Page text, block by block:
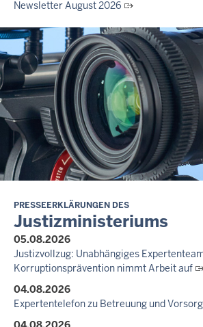
Newsletter August 2026
27.07.2026
Dein Mut findet Rückhalt: Die Justiz NRW
Informationskampagne gegen häusliche
10.07.2026
Anerkennung für innovative
ausgezeichnet
14.07.2026
Justiz der Zukunft gemeinsam gestalten:
zieht positive Bilanz des Projekts
Nordrhein-Westfalen
Newsletter Juli 2026
30.06.2026
288 Anwärterinnen und Anwärter des
der Justizvollzugsschule NRW geehrt
30.06.2026
RechtSpecial - Schiedsleute helfen Streit
PRESSEERKLÄRUNGEN DES
Justizministeriums
05.08.2026
Justizvollzug: Unabhängiges
Korruptionsprävention nimmt Arbeit auf
04.08.2026
Expertentelefon zu Betreuung und